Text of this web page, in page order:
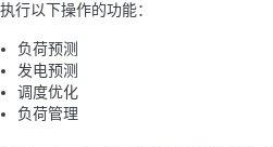
执行以下操作的功能：
负荷预测
发电预测
调度优化
负荷管理